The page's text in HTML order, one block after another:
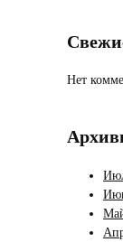
Нет